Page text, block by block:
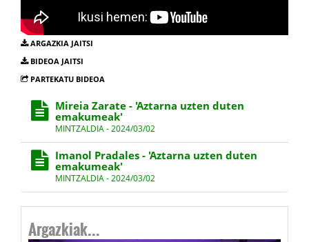
ARGAZKIA JAITSI
BIDEOA JAITSI
PARTEKATU BIDEOA
Mireia Zarate - 'Aztarna uzten duten
emakumeak'
MINTZALDIA - 2024/03/02
Imanol Pradales - 'Aztarna uzten duten
emakumeak'
MINTZALDIA - 2024/03/02
Argazkiak...